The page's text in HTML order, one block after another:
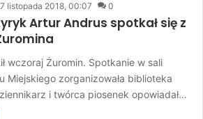
listopada 2018, 00:07 0
Artur Andrus spotkał się z
wczoraj Żuromin. Spotkanie w sali
Miejskiego zorganizowała biblioteka
i twórca piosenek opowiadał…